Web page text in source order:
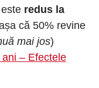
redus la
că 50% revine
mai jos)
– Efectele